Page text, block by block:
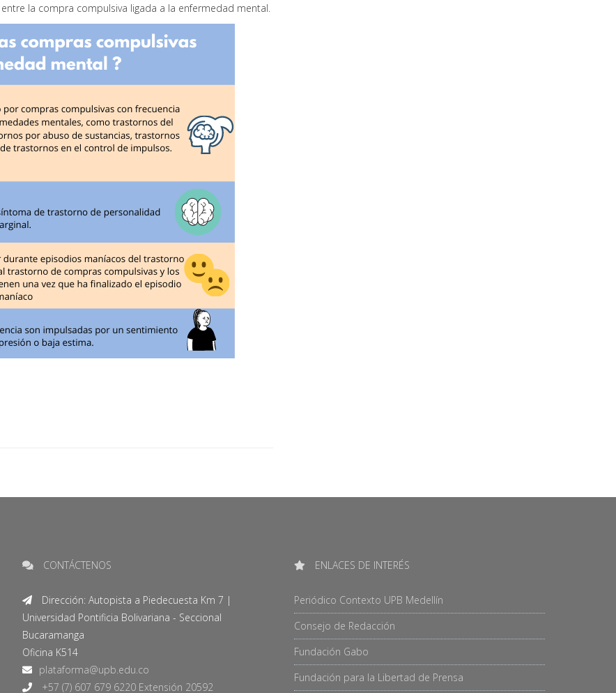
la compra compulsiva ligada a la enfermedad mental.
CONTÁCTENOS
Dirección: Autopista a Piedecuesta Km 7 |
Universidad Pontificia Bolivariana - Seccional
Bucaramanga
Oficina K514
+57 (7) 607 679 6220 Extensión 20592
ENLACES DE INTERÉS
Periódico Contexto UPB Medellín
Consejo de Redacción
Fundación Gabo
Fundación para la Libertad de Prensa